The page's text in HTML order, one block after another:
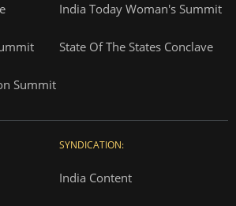
India Today Woman's Summit
State Of The States Conclave
Summit
SYNDICATION:
India Content